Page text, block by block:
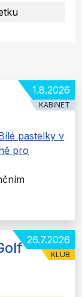
1.8.2026
KABINET
pastelky v
pro
26.7.2026
KLUB